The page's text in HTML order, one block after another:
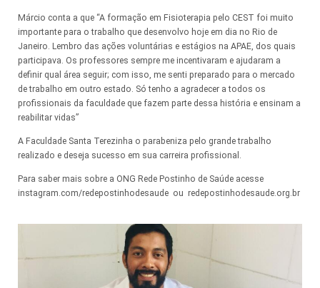
Márcio conta a que “A formação em Fisioterapia pelo CEST foi muito
importante para o trabalho que desenvolvo hoje em dia no Rio de
Janeiro. Lembro das ações voluntárias e estágios na APAE, dos quais
participava. Os professores sempre me incentivaram e ajudaram a
definir qual área seguir; com isso, me senti preparado para o mercado
de trabalho em outro estado. Só tenho a agradecer a todos os
profissionais da faculdade que fazem parte dessa história e ensinam a
reabilitar vidas”
A Faculdade Santa Terezinha o parabeniza pelo grande trabalho
realizado e deseja sucesso em sua carreira profissional.
Para saber mais sobre a ONG Rede Postinho de Saúde acesse
instagram.com/redepostinhodesaude ou redepostinhodesaude.org.br